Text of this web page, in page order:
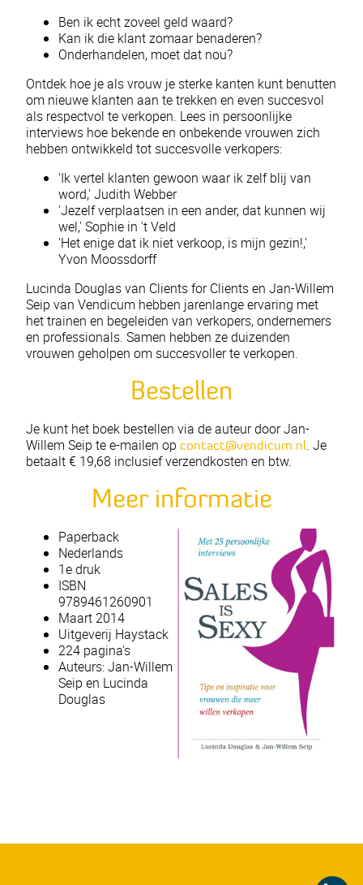
Ben ik echt zoveel geld waard?
Kan ik die klant zomaar benaderen?
Onderhandelen, moet dat nou?
Ontdek hoe je als vrouw je sterke kanten kunt benutten
om nieuwe klanten aan te trekken en even succesvol
als respectvol te verkopen. Lees in persoonlijke
interviews hoe bekende en onbekende vrouwen zich
hebben ontwikkeld tot succesvolle verkopers:
'Ik vertel klanten gewoon waar ik zelf blij van
word,' Judith Webber
'Jezelf verplaatsen in een ander, dat kunnen wij
wel,' Sophie in 't Veld
'Het enige dat ik niet verkoop, is mijn gezin!,'
Yvon Moossdorff
Lucinda Douglas van Clients for Clients en Jan-Willem
Seip van Vendicum hebben jarenlange ervaring met
het trainen en begeleiden van verkopers, ondernemers
en professionals. Samen hebben ze duizenden
vrouwen geholpen om succesvoller te verkopen.
Bestellen
Je kunt het boek bestellen via de auteur door Jan-
Willem Seip te e-mailen op contact@vendicum.nl. Je
betaalt € 19,68 inclusief verzendkosten en btw.
Meer informatie
Paperback
Nederlands
1e druk
ISBN
9789461260901
Maart 2014
Uitgeverij Haystack
224 pagina's
Auteurs: Jan-Willem
Seip en Lucinda
Douglas